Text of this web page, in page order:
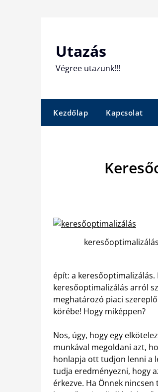
Utazás
Végree utazunk!!!
Kezdőlap Kapcsolat
keresőoptimalizálás
épít: a
keresőoptimalizálás arról
meghatározó piaci
körébe! Hogy miképpen?
Nos, úgy, hogy egy
munkával megoldani azt,
honlapja ott tudjon lenni a
tudja eredményezni, hogy
érkezve. Ha Önnek